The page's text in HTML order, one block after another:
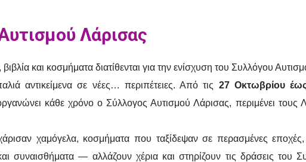
Λάρισας
βιβλία και κοσμήματα διατίθενται για την ενίσχυση του Συλλόγου
αντικείμενα σε νέες… περιπέτειες. Από τις 27 Οκτωβρίου
κάθε χρόνο ο Σύλλογος Αυτισμού Λάρισας, περιμένει τους
χαμόγελα, κοσμήματα που ταξίδεψαν σε περασμένες εποχές,
συναισθήματα — αλλάζουν χέρια και στηρίζουν τις δράσεις του